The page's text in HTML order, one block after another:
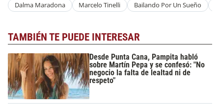
Dalma Maradona Marcelo Tinelli Bailando Por Un Sueño
TAMBIÉN TE PUEDE INTERESAR
Desde Punta Cana, Pampita habló
sobre Martín Pepa y se confesó: "No
negocio la falta de lealtad ni de
respeto"